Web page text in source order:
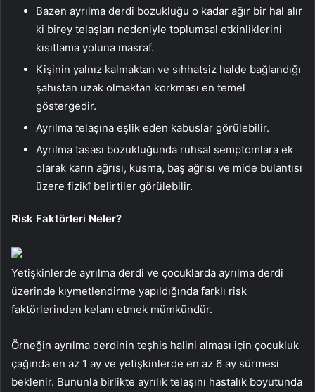
Bazen ayrılma derdi bozukluğu o kadar ağır bir hal alır
ki birey telaşları nedeniyle toplumsal etkinliklerini
kısıtlama yoluna masraf.
Kişinin yalnız kalmaktan ve sıhhatsiz halde bağlandığı
şahıstan uzak olmaktan korkması en temel
göstergedir.
Ayrılma telaşına eşlik eden kabuslar görülebilir.
Ayrılma tasası bozukluğunda ruhsal semptomlara ek
olarak karın ağrısı, kusma, baş ağrısı ve mide bulantısı
üzere fizikî belirtiler görülebilir.
Risk Faktörleri Neler?
Yetişkinlerde ayrılma derdi ve çocuklarda ayrılma derdi
üzerinde kıymetlendirme yapıldığında farklı risk
faktörlerinden kelam etmek mümkündür.
Örneğin ayrılma derdinin teşhis halini alması için çocukluk
çağında en az 1 ay ve yetişkinlerde en az 6 ay sürmesi
beklenir. Bununla birlikte ayrılık telaşını hastalık boyutunda